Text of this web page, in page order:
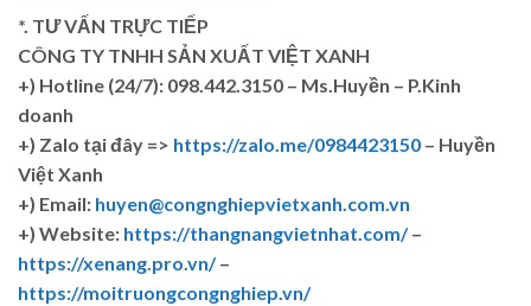
*. TƯ VẤN TRỰC TIẾP
CÔNG TY TNHH SẢN XUẤT VIỆT XANH
+) Hotline (24/7): 098.442.3150 – Ms.Huyền – P.Kinh
doanh
+) Zalo tại đây => https://zalo.me/0984423150 – Huyền
Việt Xanh
+) Email: huyen@congnghiepvietxanh.com.vn
+) Website: https://thangnangvietnhat.com/–
https://xenang.pro.vn/–
https://moitruongcongnghiep.vn/